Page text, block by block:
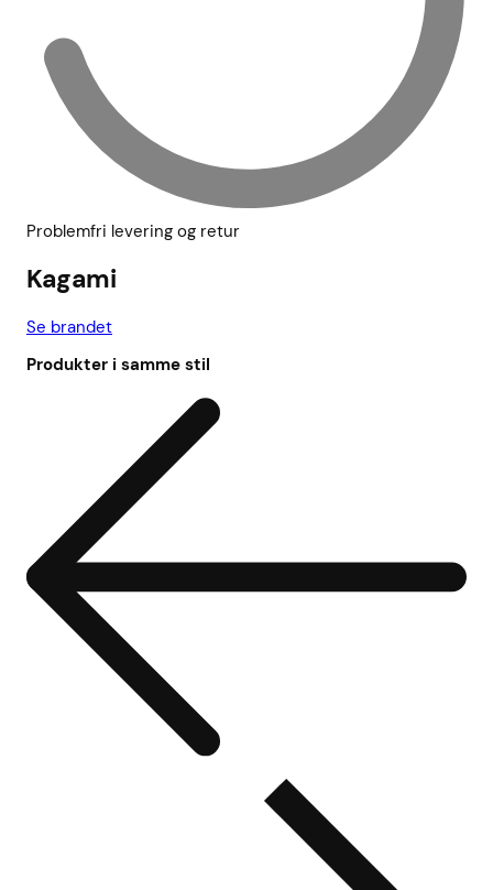
Problemfri levering og retur
Kagami
Se brandet
Produkter i samme stil